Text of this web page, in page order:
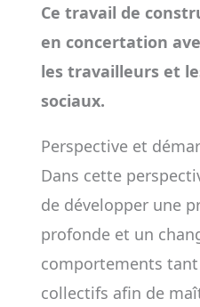
Ce travail de
en concertation
les travailleurs et
sociaux.
Perspective et
Dans cette
de développer une
profonde et un
comportements
collectifs afin de